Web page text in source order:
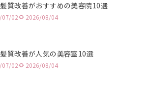
質改善がおすすめの美容院10選
07/02 2026/08/04
質改善が人気の美容室10選
07/02 2026/08/04